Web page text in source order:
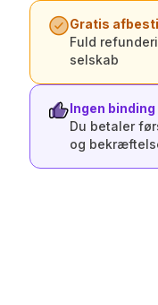
Gratis
Fuld
selskab
Ingen binding
Du betaler
og